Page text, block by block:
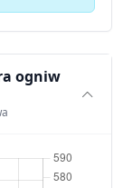
ogniw